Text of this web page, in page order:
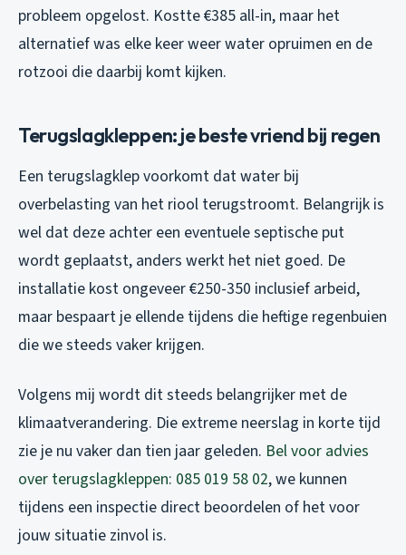
probleem opgelost. Kostte €385 all-in, maar het
alternatief was elke keer weer water opruimen en de
rotzooi die daarbij komt kijken.
Terugslagkleppen: je beste vriend bij regen
Een terugslagklep voorkomt dat water bij
overbelasting van het riool terugstroomt. Belangrijk is
wel dat deze achter een eventuele septische put
wordt geplaatst, anders werkt het niet goed. De
installatie kost ongeveer €250-350 inclusief arbeid,
maar bespaart je ellende tijdens die heftige regenbuien
die we steeds vaker krijgen.
Volgens mij wordt dit steeds belangrijker met de
klimaatverandering. Die extreme neerslag in korte tijd
zie je nu vaker dan tien jaar geleden. Bel voor advies
over terugslagkleppen: 085 019 58 02, we kunnen
tijdens een inspectie direct beoordelen of het voor
jouw situatie zinvol is.